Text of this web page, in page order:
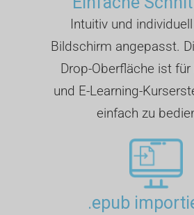
Intuitiv und
Bildschirm angepasst.
Drop-Oberfläche ist
und E-Learning-
einfach zu
.epub